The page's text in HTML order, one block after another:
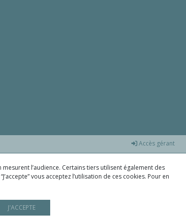
Accès gérant
l’audience. Certains tiers utilisent également des
vous acceptez l’utilisation de ces cookies. Pour en
J'ACCEPTE